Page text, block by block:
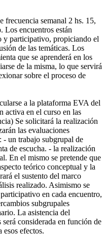
frecuencia semanal 2 hs. 15,
Los encuentros están
y participativo, propiciando el
de las temáticas. Los
que se aprenderá en los
de la misma, lo que servirá
sobre el proceso de
a la plataforma EVA del
activa en el curso en las
Se solicitará la realización
las evaluaciones
un trabajo subgrupal de
de escucha. - la realización
En el mismo se pretende que
teórico conceptual y la
el sustento del marco
realizado. Asimismo se
en cada encuentro,
subgrupales
La asistencia del
considerada en función de
esos efectos.